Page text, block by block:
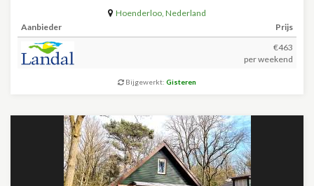
Hoenderloo, Nederland
Aanbieder
Prijs
€463
per weekend
Bijgewerkt: Gisteren